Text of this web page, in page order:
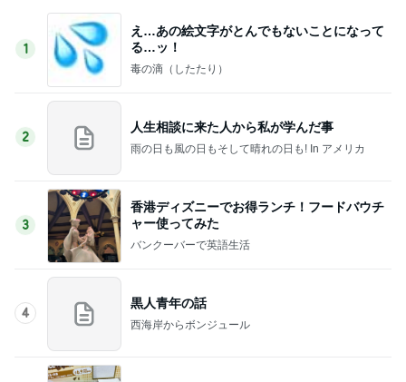
1
え…あの絵文字がとんでもないことになって
る…ッ！
毒の滴（したたり）
2
人生相談に来た人から私が学んだ事
雨の日も風の日もそして晴れの日も! In アメリカ
3
香港ディズニーでお得ランチ！フードバウチ
ャー使ってみた
バンクーバーで英語生活
4
黒人青年の話
西海岸からボンジュール